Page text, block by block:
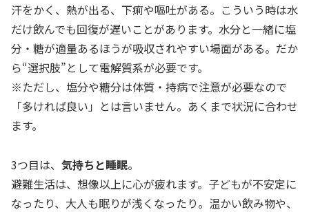
汗をかく、熱が出る、下痢や嘔吐がある。こういう時は水
だけ飲んでも回復が遅いことがあります。水分と一緒に塩
分・糖が適量あるほうが吸収されやすい場面がある。だか
ら“選択肢”として電解質系が必要です。
※ただし、塩分や糖分は体質・持病で注意が必要なので
「多ければ良い」とは言いません。あくまで状況に合わせ
ます。
3つ目は、 気持ちと睡眠。
避難生活は、想像以上に心が疲れます。子どもが不安定に
なったり、大人も眠りが浅くなったり。温かい飲み物や、